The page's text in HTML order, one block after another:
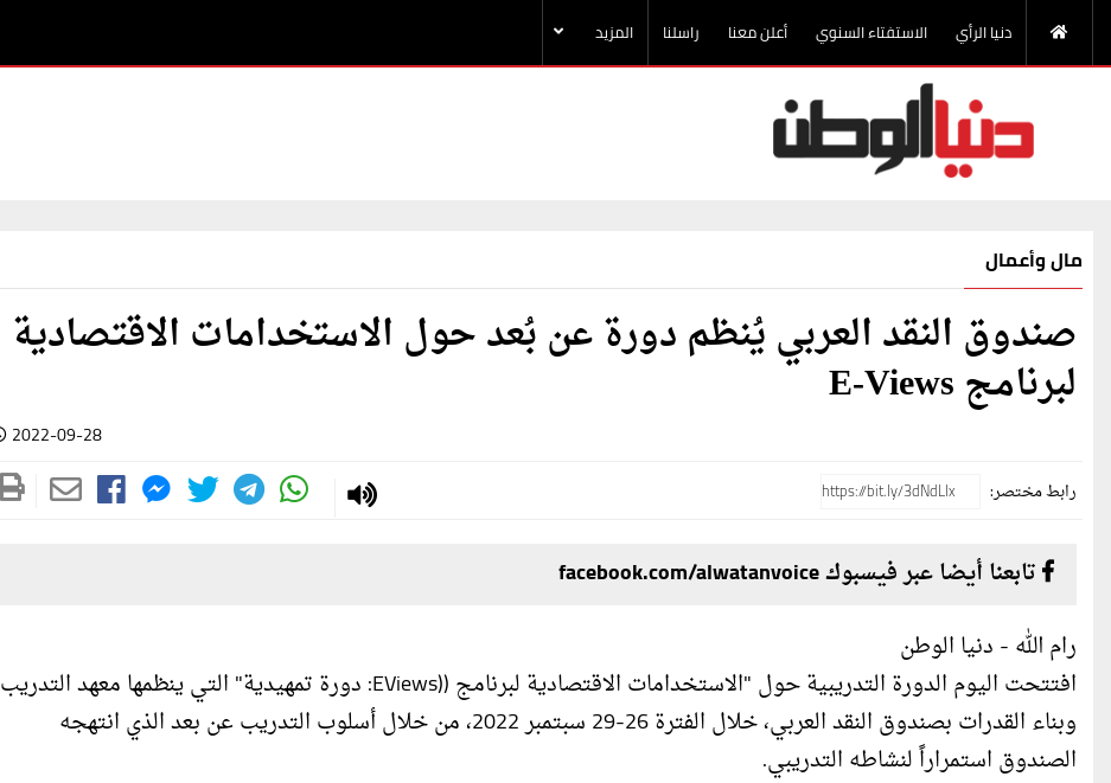
دنيا الرأي الاستفتاء السنوي أعلن معنا راسلنا المزيد
مال وأعمال
صندوق النقد العربي يُنظم دورة عن بُعد حول الاستخدامات الاقتصادية
لبرنامج E-Views
2022-09-28
رابط مختصر:
تابعنا أيضا عبر فيسبوك facebook.com/alwatanvoice
رام الله - دنيا الوطن
افتتحت اليوم الدورة التدريبية حول "الاستخدامات الاقتصادية لبرنامج ((EViews: دورة تمهيدية" التي ينظمها معهد التدريب
وبناء القدرات بصندوق النقد العربي، خلال الفترة 26-29 سبتمبر 2022، من خلال أسلوب التدريب عن بعد الذي انتهجه
الصندوق استمراراً لنشاطه التدريبي.